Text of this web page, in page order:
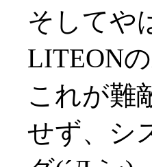
そしてや
LITEON
これが難
せず、シ